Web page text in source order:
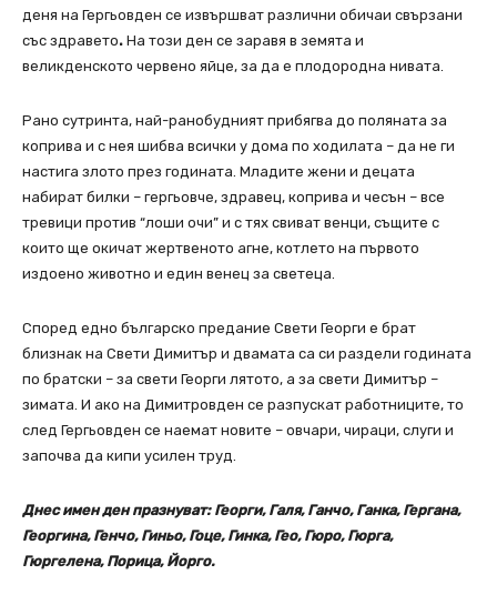
деня на Гергьовден се извършват различни обичаи свързани
със здравето. На този ден се заравя в земята и
великденското червено яйце, за да е плодородна нивата.
Рано сутринта, най-ранобудният прибягва до поляната за
коприва и с нея шибва всички у дома по ходилата – да не ги
настига злото през годината. Младите жени и децата
набират билки – гергьовче, здравец, коприва и чесън – все
тревици против “лоши очи” и с тях свиват венци, същите с
които ще окичат жертвеното агне, котлето на първото
издоено животно и един венец за светеца.
Според едно българско предание Свети Георги е брат
близнак на Свети Димитър и двамата са си раздели годината
по братски – за свети Георги лятото, а за свети Димитър –
зимата. И ако на Димитровден се разпускат работниците, то
след Гергьовден се наемат новите – овчари, чираци, слуги и
започва да кипи усилен труд.
Днес имен ден празнуват: Георги, Галя, Ганчо, Ганка, Гергана,
Георгина, Генчо, Гиньо, Гоце, Гинка, Гео, Гюро, Гюрга,
Гюргелена, Порица, Йорго.